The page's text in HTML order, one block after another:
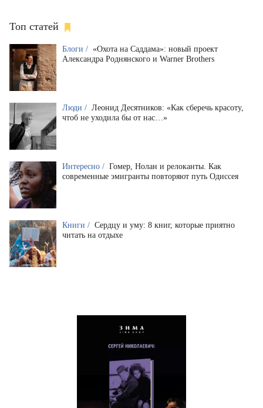
Топ статей
Блоги / «Охота на Саддама»: новый проект
Александра Роднянского и Warner Brothers
Люди / Леонид Десятников: «Как сберечь красоту,
чтоб не уходила бы от нас…»
Интересно / Гомер, Нолан и релоканты. Как
современные эмигранты повторяют путь Одиссея
Книги / Сердцу и уму: 8 книг, которые приятно
читать на отдыхе